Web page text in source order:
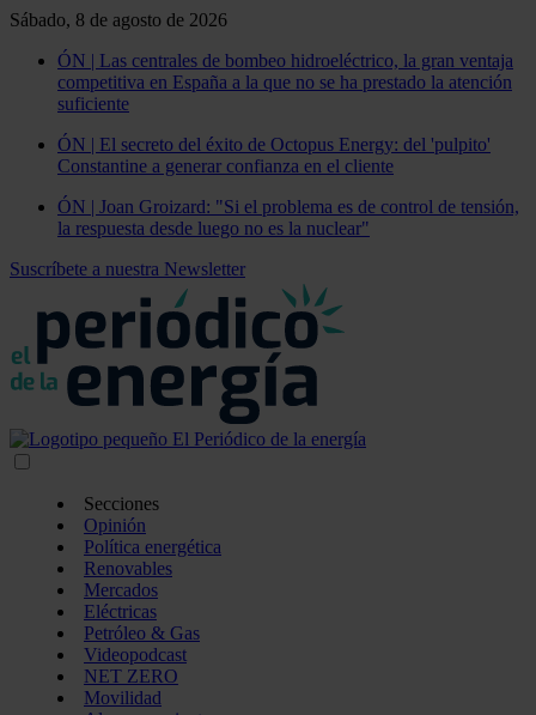
Sábado, 8 de agosto de 2026
ÓN | Las centrales de bombeo hidroeléctrico, la gran ventaja
competitiva en España a la que no se ha prestado la atención
suficiente
ÓN | El secreto del éxito de Octopus Energy: del 'pulpito'
Constantine a generar confianza en el cliente
ÓN | Joan Groizard: "Si el problema es de control de tensión,
la respuesta desde luego no es la nuclear"
Suscríbete a nuestra Newsletter
Secciones
Opinión
Política energética
Renovables
Mercados
Eléctricas
Petróleo & Gas
Videopodcast
NET ZERO
Movilidad